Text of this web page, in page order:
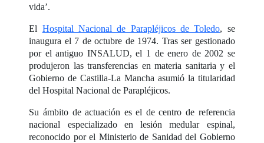
vida’.
El Hospital Nacional de Parapléjicos de Toledo, se
inaugura el 7 de octubre de 1974. Tras ser gestionado
por el antiguo INSALUD, el 1 de enero de 2002 se
produjeron las transferencias en materia sanitaria y el
Gobierno de Castilla-La Mancha asumió la titularidad
del Hospital Nacional de Parapléjicos.
Su ámbito de actuación es el de centro de referencia
nacional especializado en lesión medular espinal,
reconocido por el Ministerio de Sanidad del Gobierno